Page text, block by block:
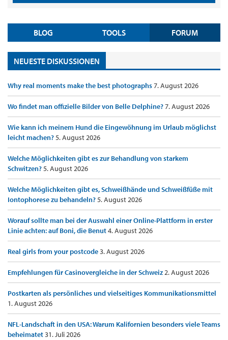
BLOG TOOLS FORUM
NEUESTE DISKUSSIONEN
Why real moments make the best photographs7. August 2026
Wo findet man offizielle Bilder von Belle Delphine?7. August 2026
Wie kann ich meinem Hund die Eingewöhnung im Urlaub möglichst
leicht machen?5. August 2026
Welche Möglichkeiten gibt es zur Behandlung von starkem
Schwitzen?5. August 2026
Welche Möglichkeiten gibt es, Schweißhände und Schweißfüße mit
Iontophorese zu behandeln?5. August 2026
Worauf sollte man bei der Auswahl einer Online-Plattform in erster
Linie achten: auf Boni, die Benut4. August 2026
Real girls from your postcode3. August 2026
Empfehlungen für Casinovergleiche in der Schweiz2. August 2026
Postkarten als persönliches und vielseitiges Kommunikationsmittel
1. August 2026
NFL-Landschaft in den USA: Warum Kalifornien besonders viele Teams
beheimatet31. Juli 2026